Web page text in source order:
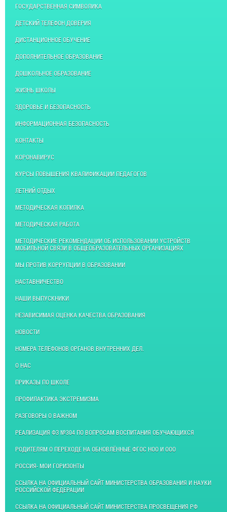
ГОСУДАРСТВЕННАЯ СИМВОЛИКА
ДЕТСКИЙ ТЕЛЕФОН ДОВЕРИЯ
ДИСТАНЦИОННОЕ ОБУЧЕНИЕ
ДОПОЛНИТЕЛЬНОЕ ОБРАЗОВАНИЕ
ДОШКОЛЬНОЕ ОБРАЗОВАНИЕ
ЖИЗНЬ ШКОЛЫ
ЗДОРОВЬЕ И БЕЗОПАСНОСТЬ
ИНФОРМАЦИОННАЯ БЕЗОПАСНОСТЬ
КОНТАКТЫ
КОРОНАВИРУС
КУРСЫ ПОВЫШЕНИЯ КВАЛИФИКАЦИИ ПЕДАГОГОВ
ЛЕТНИЙ ОТДЫХ
МЕТОДИЧЕСКАЯ КОПИЛКА
МЕТОДИЧЕСКАЯ РАБОТА
МЕТОДИЧЕСКИЕ РЕКОМЕНДАЦИИ ОБ ИСПОЛЬЗОВАНИИ УСТРОЙСТВ
МОБИЛЬНОЙ СВЯЗИ В ОБЩЕОБРАЗОВАТЕЛЬНЫХ ОРГАНИЗАЦИЯХ
МЫ ПРОТИВ КОРРУПЦИИ В ОБРАЗОВАНИИ
НАСТАВНИЧЕСТВО
НАШИ ВЫПУСКНИКИ
НЕЗАВИСИМАЯ ОЦЕНКА КАЧЕСТВА ОБРАЗОВАНИЯ
НОВОСТИ
НОМЕРА ТЕЛЕФОНОВ ОРГАНОВ ВНУТРЕННИХ ДЕЛ.
О НАС
ПРИКАЗЫ ПО ШКОЛЕ
ПРОФИЛАКТИКА ЭКСТРЕМИЗМА
РАЗГОВОРЫ О ВАЖНОМ
РЕАЛИЗАЦИЯ ФЗ №304 ПО ВОПРОСАМ ВОСПИТАНИЯ ОБУЧАЮЩИХСЯ
РОДИТЕЛЯМ О ПЕРЕХОДЕ НА ОБНОВЛЁННЫЕ ФГОС НОО И ООО
РОССИЯ- МОИ ГОРИЗОНТЫ
ССЫЛКА НА ОФИЦИАЛЬНЫЙ САЙТ МИНИСТЕРСТВА ОБРАЗОВАНИЯ И НАУКИ
РОССИЙСКОЙ ФЕДЕРАЦИИ
ССЫЛКА НА ОФИЦИАЛЬНЫЙ САЙТ МИНИСТЕРСТВА ПРОСВЕЩЕНИЯ РФ